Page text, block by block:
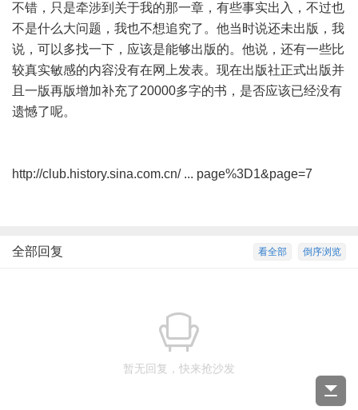
不错，只是牵涉到关于我的那一章，有些事实出入，不过也
不是什么大问题，我也不想追究了。他当时说还未出版，我
说，可以多找一下，应该是能够出版的。他说，还有一些比
较真实敏感的内容没有在网上发表。现在出版社正式出版并
且一版再版增加补充了20000多字的书，是否应该已经没有
遗憾了呢。
http://club.history.sina.com.cn/ ... page%3D1&page=7
倒序浏览
看全部
全部回复
暂无回复，快来抢沙发